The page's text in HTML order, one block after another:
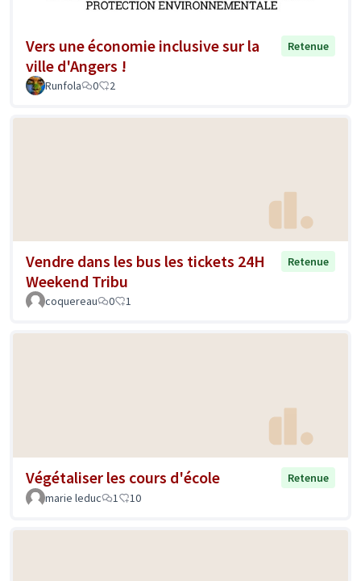
Vers une économie inclusive sur la
ville d'Angers !
Retenue
Runfola 0 2
Vendre dans les bus les tickets 24H
Weekend Tribu
Retenue
coquereau 0 1
Végétaliser les cours d'école
Retenue
marie leduc
1 10